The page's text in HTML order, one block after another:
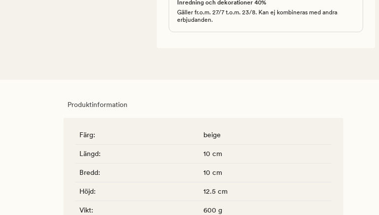
Inredning och dekorationer 40%
Gäller fr.o.m. 27/7 t.o.m. 23/8. Kan ej kombineras med andra
erbjudanden.
Produktinformation
Färg: beige
Längd: 10 cm
Bredd: 10 cm
Höjd: 12.5 cm
Vikt: 600 g